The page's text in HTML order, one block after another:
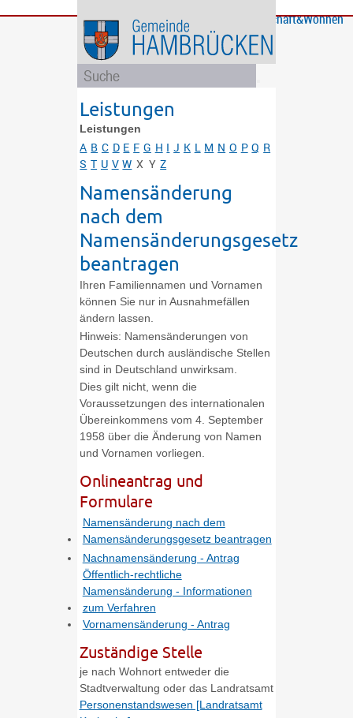
Bürgerservice
GemeindeBildung
und
Soziales
Rathaus
und
Politik
Wirtschaft&Wohnen
Leistungen
Leistungen
A B C D E F G H I J K L M N O P Q R
S T U V W X Y Z
Namensänderung
nach dem
Namensänderungsgesetz
beantragen
Ihren Familiennamen und Vornamen
können Sie nur in Ausnahmefällen
ändern lassen.
Hinweis: Namensänderungen von
Deutschen durch ausländische Stellen
sind in Deutschland unwirksam.
Dies gilt nicht, wenn die
Voraussetzungen des internationalen
Übereinkommens vom 4. September
1958 über die Änderung von Namen
und Vornamen vorliegen.
Onlineantrag und
Formulare
Namensänderung nach dem
Namensänderungsgesetz beantragen
Nachnamensänderung - Antrag
Öffentlich-rechtliche
Namensänderung - Informationen
zum Verfahren
Vornamensänderung - Antrag
Zuständige Stelle
je nach Wohnort entweder die
Stadtverwaltung oder das Landratsamt
Personenstandswesen [Landratsamt